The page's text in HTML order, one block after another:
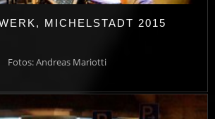
MICHELSTADT 2015
Fotos: Andreas Mariotti